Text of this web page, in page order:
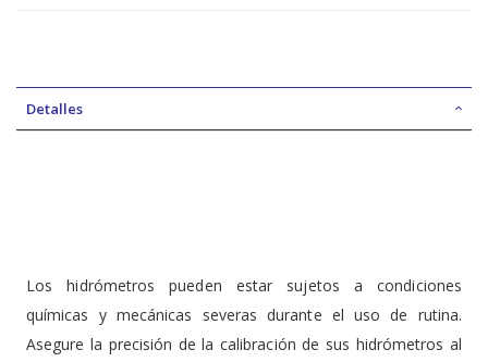
Detalles
Los hidrómetros pueden estar sujetos a condiciones
químicas y mecánicas severas durante el uso de rutina.
Asegure la precisión de la calibración de sus hidrómetros al